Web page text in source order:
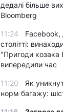
дедалі більше
Bloomberg
11:24
Facebook,
столітті:
"Пригоди козака
випередили час
11:20
Як
норм багажу: